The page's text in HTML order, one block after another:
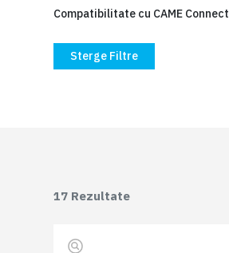
Compatibilitate cu CAME Connect
Sterge Filtre
17 Rezultate